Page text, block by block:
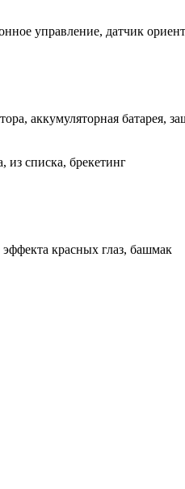
управление, датчик
аккумуляторная
из списка, брекетинг
красных глаз, башмак